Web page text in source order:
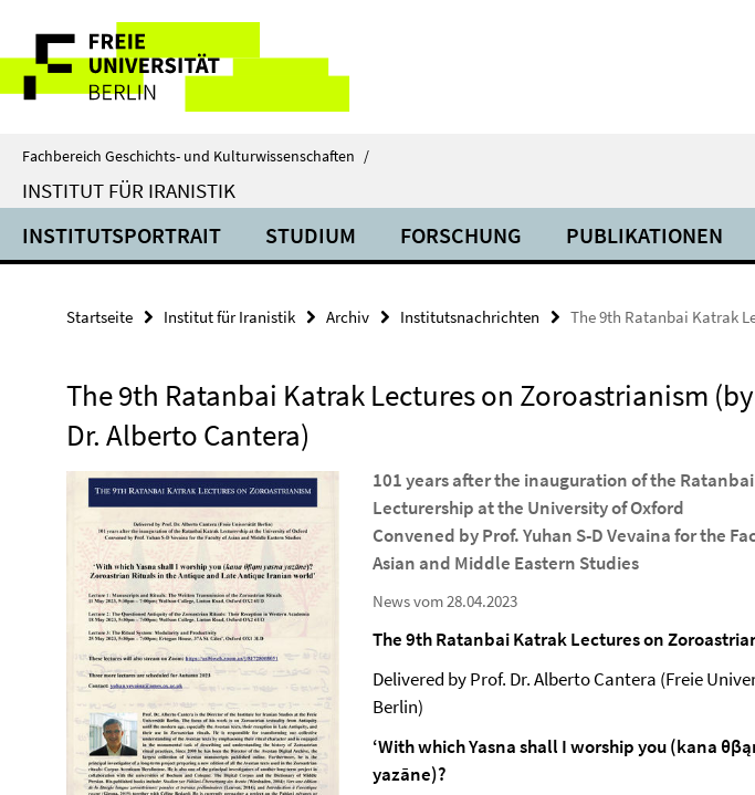
direkt
Inhalt
Service-
Navigation
Fachbereich Geschichts- und Kulturwissenschaften /
INSTITUT FÜR IRANISTIK
INSTITUTSPORTRAIT STUDIUM FORSCHUNG PUBLIKATIONEN
Startseite Institut für Iranistik Archiv Institutsnachrichten The 9th Ratanbai Katrak
The 9th Ratanbai Katrak Lectures on Zoroastrianism
Dr. Alberto Cantera)
101 years after the inauguration of the
Lecturership at the University of Oxford
Convened by Prof. Yuhan S-D Vevaina for the
Asian and Middle Eastern Studies
News vom 28.04.2023
The 9th Ratanbai Katrak Lectures on
Delivered by Prof. Dr. Alberto Cantera (Freie
Berlin)
‘With which Yasna shall I worship you (kana
yazāne)?